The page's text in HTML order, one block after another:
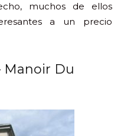
muchos de ellos
a un precio
Manoir Du